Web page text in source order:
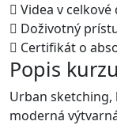
Videa v celkové
Doživotný
Certifikát o
Popis kurzu
Urban sketching,
moderná